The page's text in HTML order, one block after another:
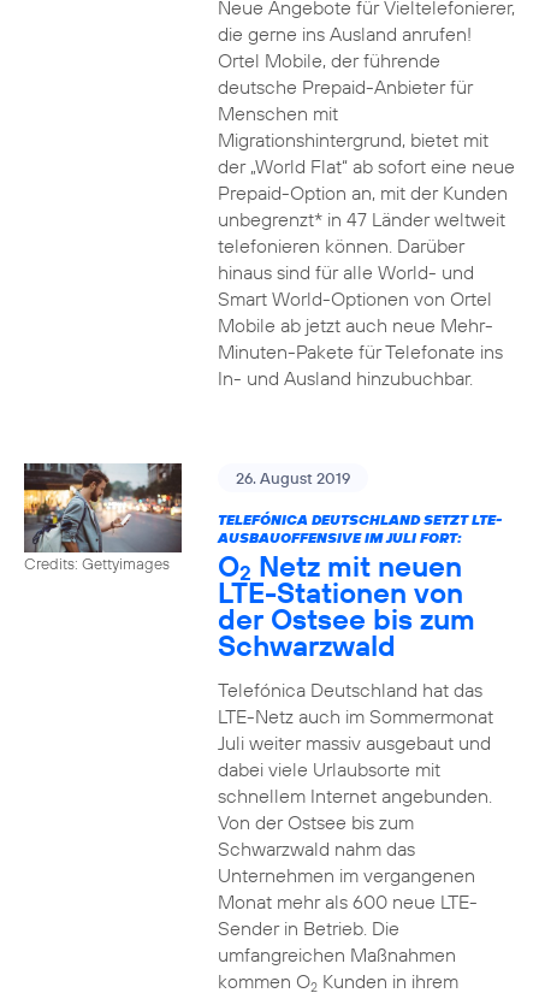
Neue Angebote für Vieltelefonierer,
die gerne ins Ausland anrufen!
Ortel Mobile, der führende
deutsche Prepaid-Anbieter für
Menschen mit
Migrationshintergrund, bietet mit
der „World Flat“ ab sofort eine neue
Prepaid-Option an, mit der Kunden
unbegrenzt* in 47 Länder weltweit
telefonieren können. Darüber
hinaus sind für alle World- und
Smart World-Optionen von Ortel
Mobile ab jetzt auch neue Mehr-
Minuten-Pakete für Telefonate ins
In- und Ausland hinzubuchbar.
Credits: Gettyimages
26. August 2019
TELEFÓNICA DEUTSCHLAND SETZT LTE-
AUSBAUOFFENSIVE IM JULI FORT:
O2 Netz mit neuen
LTE-Stationen von
der Ostsee bis zum
Schwarzwald
Telefónica Deutschland hat das
LTE-Netz auch im Sommermonat
Juli weiter massiv ausgebaut und
dabei viele Urlaubsorte mit
schnellem Internet angebunden.
Von der Ostsee bis zum
Schwarzwald nahm das
Unternehmen im vergangenen
Monat mehr als 600 neue LTE-
Sender in Betrieb. Die
umfangreichen Maßnahmen
kommen O2Kunden in ihrem